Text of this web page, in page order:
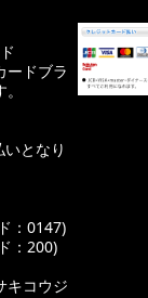
ードブラ
となり
：0147)
：200)
コウジ